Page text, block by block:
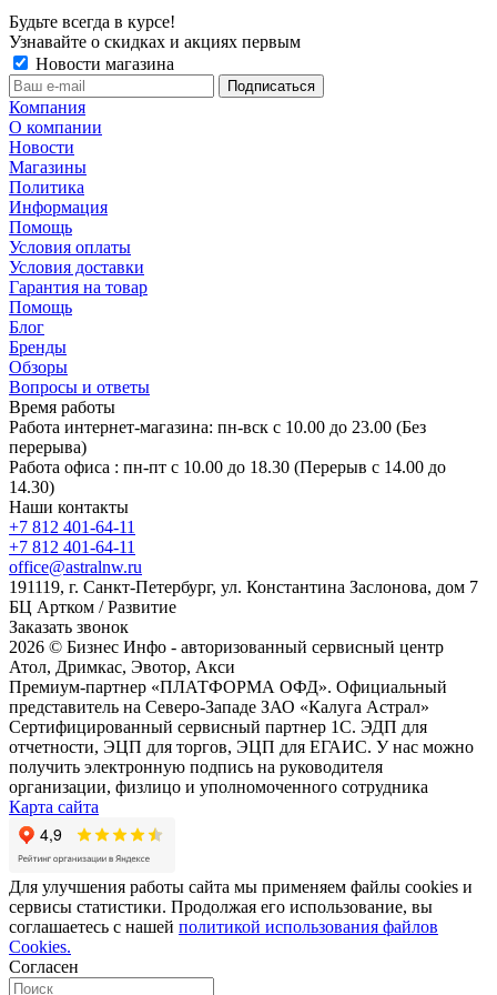
Будьте всегда в курсе!
Узнавайте о скидках и акциях первым
Новости магазина
Компания
О компании
Новости
Магазины
Политика
Информация
Помощь
Условия оплаты
Условия доставки
Гарантия на товар
Помощь
Блог
Бренды
Обзоры
Вопросы и ответы
Время работы
Работа интернет-магазина: пн-вск с 10.00 до 23.00 (Без
перерыва)
Работа офиса : пн-пт с 10.00 до 18.30 (Перерыв с 14.00 до
14.30)
Наши контакты
+7 812 401-64-11
+7 812 401-64-11
office@astralnw.ru
191119, г. Санкт-Петербург, ул. Константина Заслонова, дом 7
БЦ Артком / Развитие
Заказать звонок
2026 © Бизнес Инфо - авторизованный сервисный центр
Атол, Дримкас, Эвотор, Акси
Премиум-партнер «ПЛАТФОРМА ОФД». Официальный
представитель на Северо-Западе ЗАО «Калуга Астрал»
Сертифицированный сервисный партнер 1C. ЭДП для
отчетности, ЭЦП для торгов, ЭЦП для ЕГАИС. У нас можно
получить электронную подпись на руководителя
организации, физлицо и уполномоченного сотрудника
Карта сайта
Для улучшения работы сайта мы применяем файлы cookies и
сервисы статистики. Продолжая его использование, вы
соглашаетесь с нашей политикой использования файлов
Cookies.
Согласен